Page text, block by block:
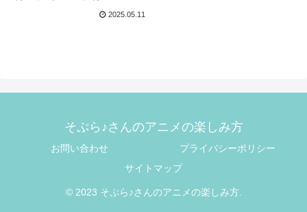
2025.05.11
そぷら♪さんのアニメの楽しみ方
お問い合わせ
プライバシーポリシー
サイトマップ
© 2023 そぷら♪さんのアニメの楽しみ方.